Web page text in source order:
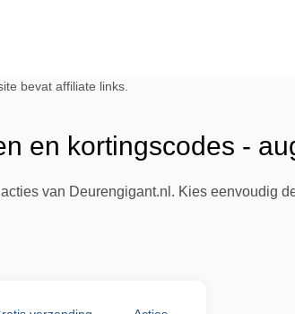
bevat affiliate links.
en kortingscodes -
van Deurengigant.nl. Kies eenvoudig